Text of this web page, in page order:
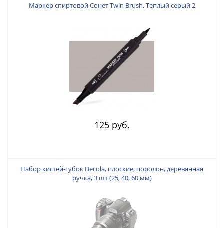
Маркер спиртовой Сонет Twin Brush, Теплый серый 2
125 руб.
Набор кистей-губок Decola, плоские, поролон, деревянная
ручка, 3 шт (25, 40, 60 мм)